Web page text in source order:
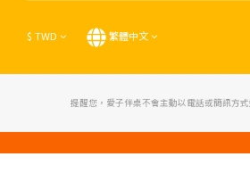
$ TWD 繁體中文
提醒您，愛子伴桌不會主動以電話或簡訊方